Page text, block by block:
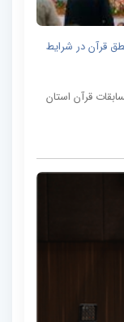
قرآن در شرایط
قرآن استان